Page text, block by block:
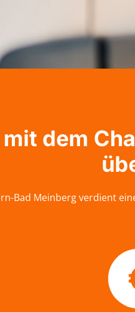
dem
Bad Meinberg verdient